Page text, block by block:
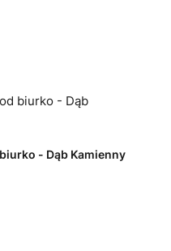
- Dąb Kamienny